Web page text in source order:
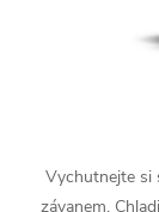
Vychutnejte si
závanem.